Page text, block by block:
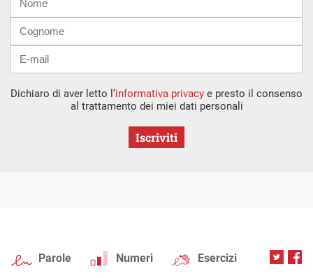
mail
Dichiaro di aver letto l’informativa privacy e presto il consenso
al trattamento dei miei dati personali
Iscriviti
Parole Numeri Esercizi